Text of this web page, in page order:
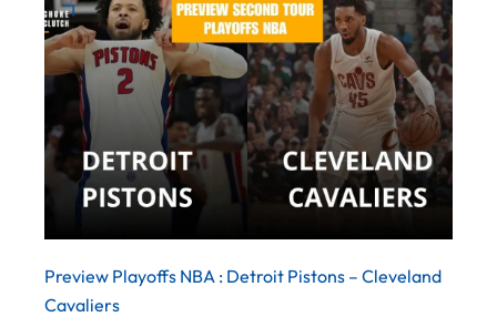
Preview Playoffs NBA : Detroit Pistons – Cleveland
Cavaliers